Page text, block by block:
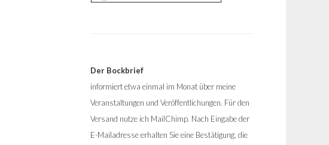
Der Bockbrief
informiert etwa einmal im Monat über meine
Veranstaltungen und Veröffentlichungen. Für den
Versand nutze ich MailChimp. Nach Eingabe der
E-Mailadresse erhalten Sie eine Bestätigung, die